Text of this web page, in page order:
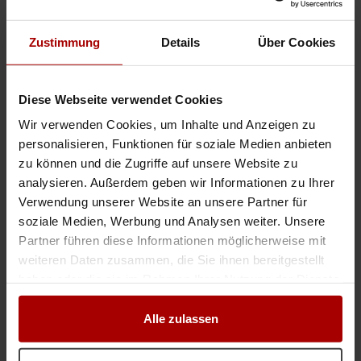
Zustimmung Details Über Cookies
Diese Webseite verwendet Cookies
Wir verwenden Cookies, um Inhalte und Anzeigen zu
personalisieren, Funktionen für soziale Medien anbieten
zu können und die Zugriffe auf unsere Website zu
analysieren. Außerdem geben wir Informationen zu Ihrer
Verwendung unserer Website an unsere Partner für
soziale Medien, Werbung und Analysen weiter. Unsere
Partner führen diese Informationen möglicherweise mit
weiteren Daten zusammen, die Sie ihnen bereitgestellt
gesammelt haben.
Alle zulassen
Gesuchin 76332, Bad Herrenalb 10.07.2026
Maler verfügbar
langjährige Erfahrungen im Innenausbau mit und im Team befindet sich ein
Deitschsprachiger Maler. Gewerbeunterlagen sind aktuell ..
Gesuch in 80992, München
Maler, Trockenbau, Handwerker
Sehr geehrte Damen und Herren, wir sind ein zuverlässiger
Handwerksbetrieb aus der Region Düsseldorf und bieten professionelle
Arbeiten im Bereich Malerarbeiten, Trockenbau und Renovierungen an. ..
Gesuchin 40699, Erkrath 10.03.2026